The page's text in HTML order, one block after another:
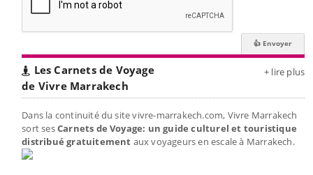
Les Carnets de Voyage
de Vivre Marrakech
+ lire plus
Dans la continuité du site vivre-marrakech.com, Vivre Marrakech
sort sesCarnets de Voyage: un guide culturel et touristique
distribué gratuitement aux voyageurs en escale à Marrakech.